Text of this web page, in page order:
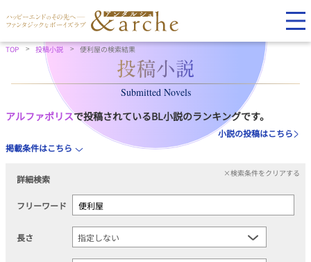
TOP 投稿小説 便利屋の検索結果
Submitted Novels
アルファポリスで投稿されているBL小説のランキングです。
小説の投稿はこちら
掲載条件はこちら
詳細検索
×検索条件をクリアする
フリーワード
長さ